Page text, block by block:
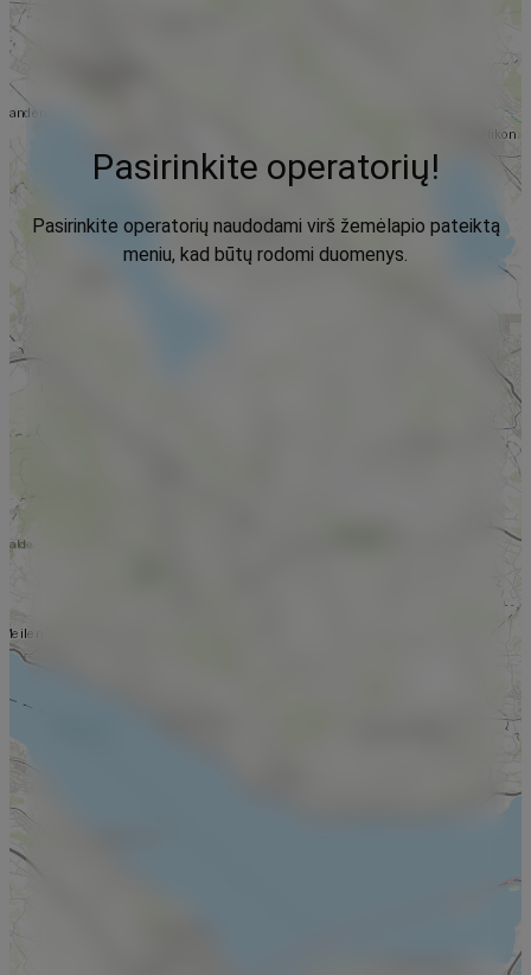
Pasirinkite operatorių!
Pasirinkite operatorių naudodami virš žemėlapio pateiktą
meniu, kad būtų rodomi duomenys.